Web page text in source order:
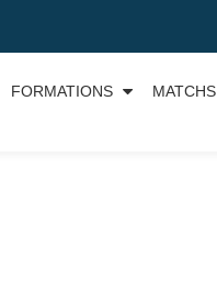
FORMATIONS MATCHS